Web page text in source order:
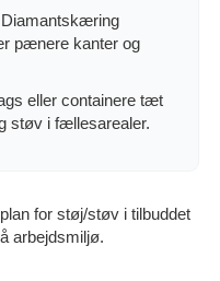
Diamantskæring
pænere kanter og
eller containere tæt
støv i fællesarealer.
for støj/støv i tilbuddet
arbejdsmiljø.